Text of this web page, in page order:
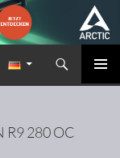
R9 280 OC